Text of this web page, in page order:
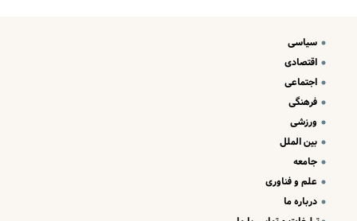
سیاسی
اقتصادی
اجتماعی
فرهنگی
ورزشی
بین الملل
جامعه
علم و فناوری
درباره ما